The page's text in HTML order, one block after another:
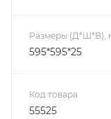
Размеры (Д*Ш*В),
595*595*25
Код товара
55525